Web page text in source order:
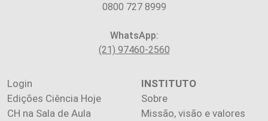
0800 727 8999
WhatsApp:
(21) 97460-2560
Login
Edições Ciência Hoje
CH na Sala de Aula
INSTITUTO
Sobre
Missão, visão e valores